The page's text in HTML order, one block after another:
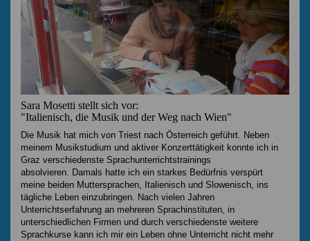
Sara Mosetti stellt sich vor:
"Italienisch, die Musik und der Weg nach Wien"
Die Musik hat mich von Triest nach Österreich geführt. Neben
meinem Musikstudium und aktiver Konzerttätigkeit konnte ich in
Graz verschiedenste Sprachunterrichtstrainings
absolvieren. Damals hatte ich ein starkes Bedürfnis verspürt
meine beiden Muttersprachen, Italienisch und Slowenisch, ins
tägliche Leben einzubringen. Nach vielen Jahren
Unterrichtserfahrung an mehreren Sprachinstituten, in
unterschiedlichen Firmen und durch verschiedenste weitere
Sprachkurse kann ich mir ein Leben ohne Unterricht nicht mehr